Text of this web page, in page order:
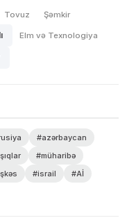
Tovuz Şəmkir
Elm və Texnologiya
#azərbaycan
#müharibə
#israil
#Aİ